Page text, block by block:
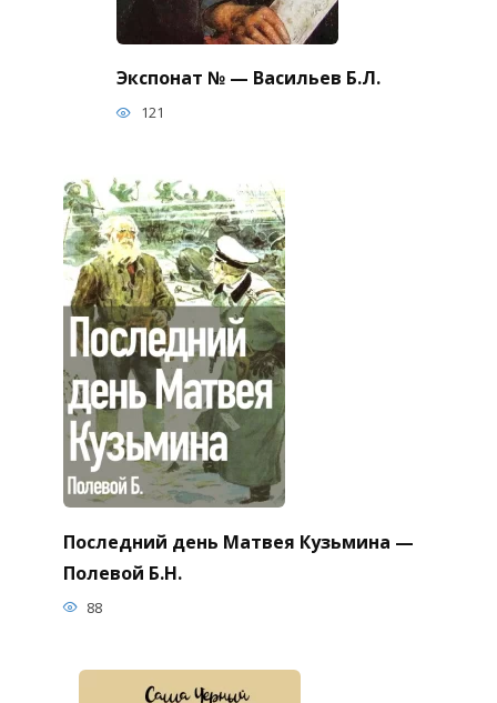
Экспонат № — Васильев Б.Л.
121
Последний день Матвея Кузьмина —
Полевой Б.Н.
88